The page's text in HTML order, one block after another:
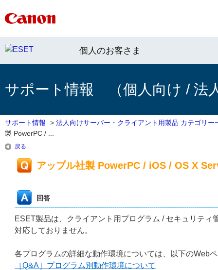
個人のお客さま
サポート情報 （個人向け / 法
サポート情報 > 法人向けサーバー・クライアント用製品 カテゴリー
製 PowerPC / ...
戻る
アップル社製 PowerPC / iOS / OS X
回答
ESET製品は、クライアント用プログラム / セキュリテ
対応しておりません。
各プログラムの詳細な動作環境については、以下のWeb
［Q&A］プログラム別動作環境について